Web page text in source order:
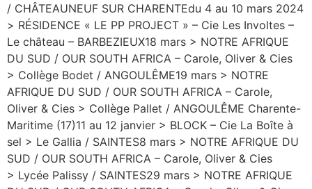
/ CHÂTEAUNEUF SUR CHARENTEdu 4 au 10 mars 2024
> RÉSIDENCE « LE PP PROJECT » – Cie Les Involtes –
Le château – BARBEZIEUX18 mars > NOTRE AFRIQUE
DU SUD / OUR SOUTH AFRICA – Carole, Oliver & Cies
> Collège Bodet / ANGOULÊME19 mars > NOTRE
AFRIQUE DU SUD / OUR SOUTH AFRICA – Carole,
Oliver & Cies > Collège Pallet / ANGOULÊME Charente-
Maritime (17)11 au 12 janvier > BLOCK – Cie La Boîte à
sel > Le Gallia / SAINTES8 mars > NOTRE AFRIQUE DU
SUD / OUR SOUTH AFRICA – Carole, Oliver & Cies
> Lycée Palissy / SAINTES29 mars > NOTRE AFRIQUE